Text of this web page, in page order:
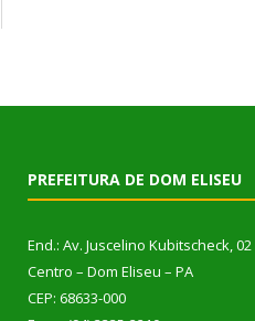
PREFEITURA DE DOM ELISEU
End.: Av. Juscelino Kubitscheck, 02
Centro – Dom Eliseu – PA
CEP: 68633-000